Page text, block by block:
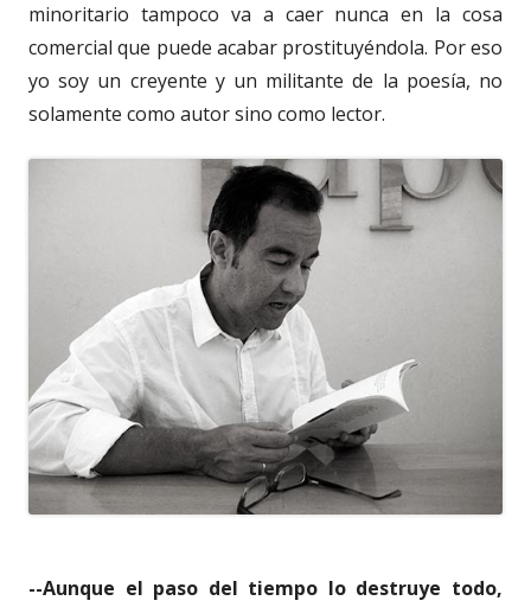
minoritario tampoco va a caer nunca en la cosa
comercial que puede acabar prostituyéndola. Por eso
yo soy un creyente y un militante de la poesía, no
solamente como autor sino como lector.
--Aunque el paso del tiempo lo destruye todo,